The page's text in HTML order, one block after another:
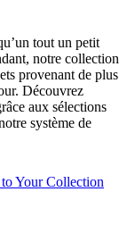
tout un petit
notre collection
provenant de plus
Découvrez
aux sélections
système de
Your Collection